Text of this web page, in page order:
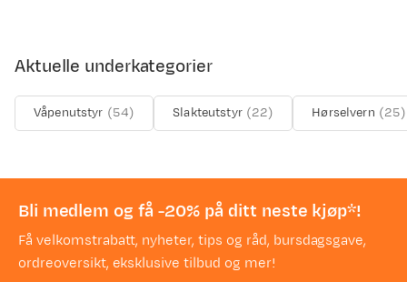
Aktuelle underkategorier
Våpenutstyr (54) Slakteutstyr (22) Hørselvern (25)
Bli medlem og få -20% på ditt neste kjøp*!
Få velkomstrabatt, nyheter, tips og råd, bursdagsgave,
ordreoversikt, eksklusive tilbud og mer!